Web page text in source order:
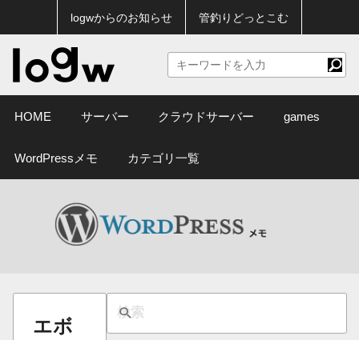
logwからのお知らせ 管釣りどっとこむ
HOME サーバー クラウドサーバー games
WordPressメモ カテゴリ一覧
エボ